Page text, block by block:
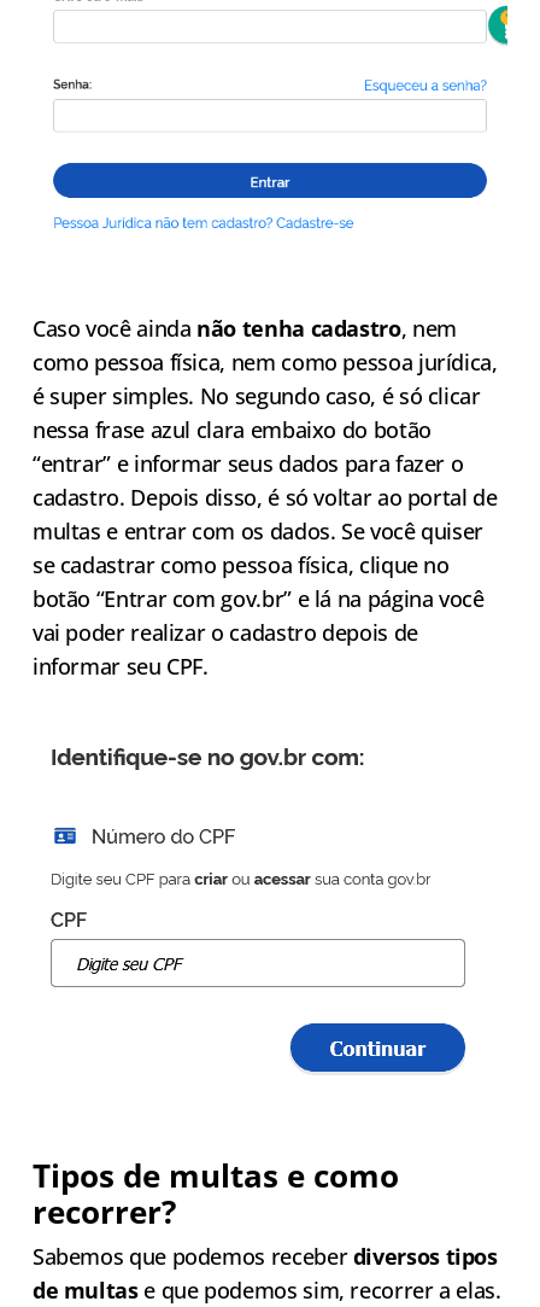
Caso você ainda não tenha cadastro, nem
como pessoa física, nem como pessoa jurídica,
é super simples. No segundo caso, é só clicar
nessa frase azul clara embaixo do botão
“entrar” e informar seus dados para fazer o
cadastro. Depois disso, é só voltar ao portal de
multas e entrar com os dados. Se você quiser
se cadastrar como pessoa física, clique no
botão “Entrar com gov.br” e lá na página você
vai poder realizar o cadastro depois de
informar seu CPF.
Tipos de multas e como
recorrer?
Sabemos que podemos receberdiversos tipos
de multase que podemos sim, recorrer a elas.